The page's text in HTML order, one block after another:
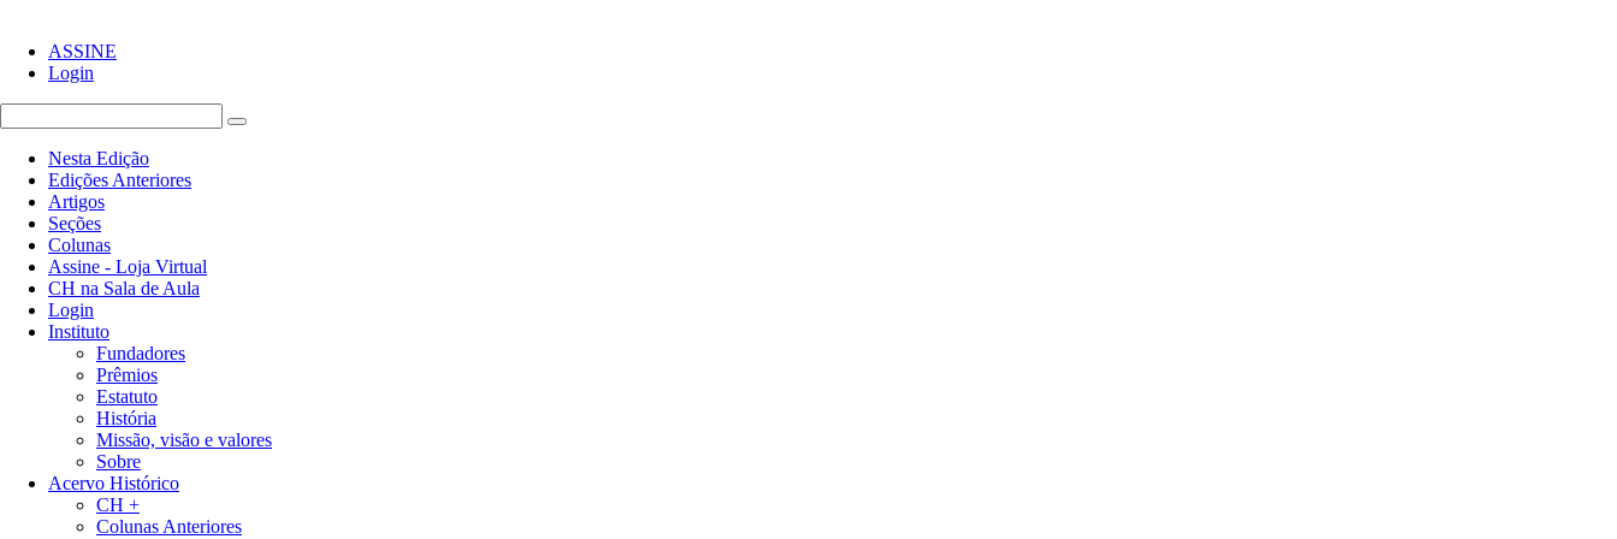
ASSINE
Login
Nesta Edição
Edições Anteriores
Artigos
Seções
Colunas
Assine - Loja Virtual
CH na Sala de Aula
Login
Instituto
Fundadores
Prêmios
Estatuto
História
Missão, visão e valores
Sobre
Acervo Histórico
CH +
Colunas Anteriores